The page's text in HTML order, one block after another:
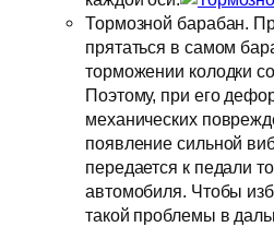
Тормозной барабан.
прятаться в самом
торможении колодки
Поэтому, при его
механических
появление сильной
передается к педали
автомобиля. Чтобы
такой проблемы в